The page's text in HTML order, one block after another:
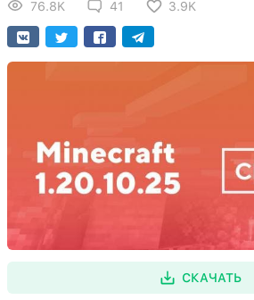
76.8K 41 3.9K
СКАЧАТЬ